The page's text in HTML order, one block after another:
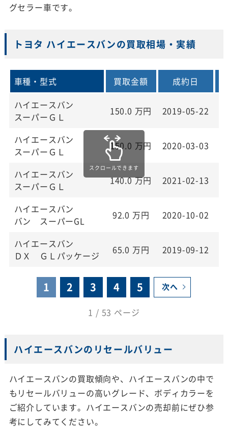
グセラー車です。
トヨタ ハイエースバンの買取相場・実績
車種・型式 買取金額 成約日
ハイエースバン
スーパーＧＬ
150.0 万円 2019-05-22
ハイエースバン
スーパーＧＬ
150.0 万円 2020-03-03
ハイエースバン
スーパーＧＬ
140.0万円 2021-02-13
ハイエースバン
バン スーパーGL
92.0 万円 2020-10-02
ハイエースバン
ＤＸ ＧＬパッケージ
65.0 万円 2019-09-12
1 2 3 4 5 次へ
1 / 53 ページ
ハイエースバンのリセールバリュー
ハイエースバンの買取傾向や、ハイエースバンの中で
もリセールバリューの高いグレード、ボディカラーを
ご紹介しています。ハイエースバンの売却前にぜひ参
考にしてみてください。